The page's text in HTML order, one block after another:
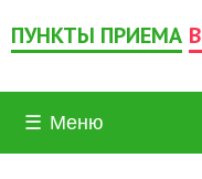
ПУНКТЫ ПРИЕМА
☰ Меню